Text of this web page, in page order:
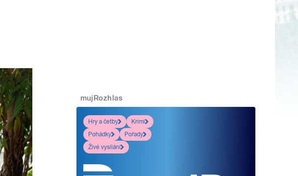
mujRozhlas
Hry a četby
Krimi
Pohádky
Pořady
Živé vysílání